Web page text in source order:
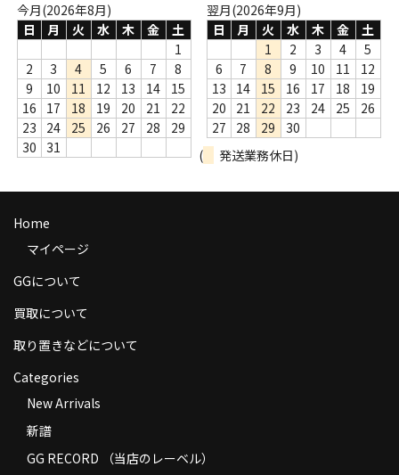
売り切れ
Help
送料
商品の発送
返品
コンディション
特定商取引法に基づく表示
Contact
今月(2026年8月)
日
月 火 水 木 金
土
1
2
3 4 5 6 7
8
9
10 11 12 13 14
15
16
17 18 19 20 21
22
23
24 25 26 27 28
29
30
31
翌月(2026年9月)
日
月 火 水 木 金
土
1
2 3 4
5
6
7 8 9 10 11
12
13
14 15 16 17 18
19
20
21 22 23 24 25
26
27
28 29
30
(
発送業務休日)
Home
マイページ
GGについて
買取について
取り置きなどについて
Categories
New Arrivals
新譜
GG RECORD （当店のレーベル）